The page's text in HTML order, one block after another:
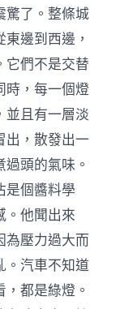
驚了。整條城
邊到西邊，
它們不是交替
時，每一個燈
並且有一層淡
出，散發出一
頭的氣味。
是個醬料學
。他聞出來
為壓力過大而
。汽車不知道
都是綠燈。